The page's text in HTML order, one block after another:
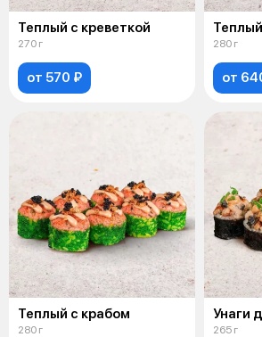
Теплый с креветкой
270 г
от 570 ₽
280 г
от
Теплый с крабом
280 г
Унаги
265 г